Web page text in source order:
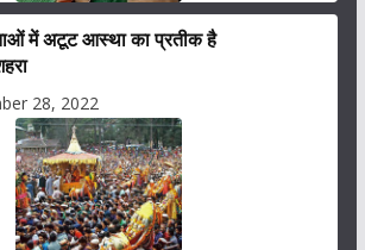
में अटूट आस्था का प्रतीक है
28, 2022